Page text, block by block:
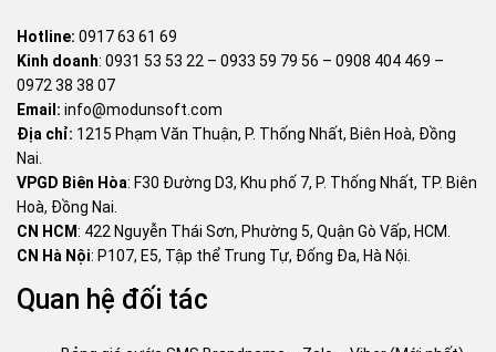
Hotline: 0917 63 61 69
Kinh doanh: 0931 53 53 22 – 0933 59 79 56 – 0908 404 469 –
0972 38 38 07
Email: info@modunsoft.com
Địa chỉ: 1215 Phạm Văn Thuận, P. Thống Nhất, Biên Hoà, Đồng
Nai.
VPGD Biên Hòa: F30 Đường D3, Khu phố 7, P. Thống Nhất, TP. Biên
Hoà, Đồng Nai.
CN HCM: 422 Nguyễn Thái Sơn, Phường 5, Quận Gò Vấp, HCM.
CN Hà Nội: P107, E5, Tập thể Trung Tự, Đống Đa, Hà Nội.
Quan hệ đối tác